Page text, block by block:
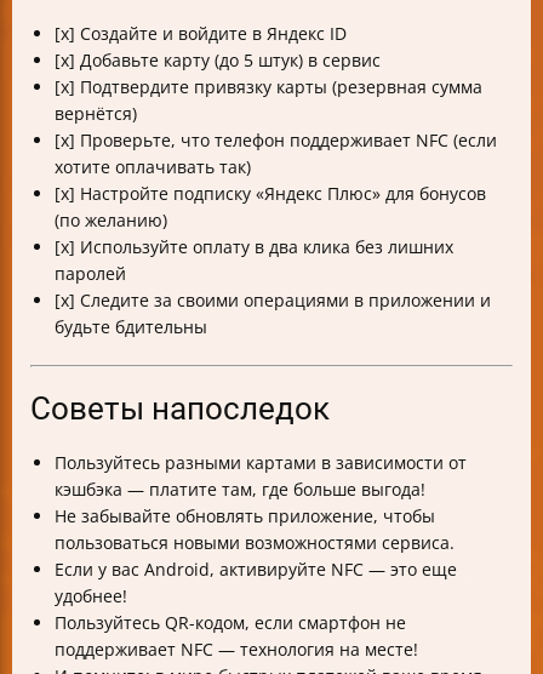
[x] Создайте и войдите в Яндекс ID
[x] Добавьте карту (до 5 штук) в сервис
[x] Подтвердите привязку карты (резервная сумма
вернётся)
[x] Проверьте, что телефон поддерживает NFC (если
хотите оплачивать так)
[x] Настройте подписку «Яндекс Плюс» для бонусов
(по желанию)
[x] Используйте оплату в два клика без лишних
паролей
[x] Следите за своими операциями в приложении и
будьте бдительны
Советы напоследок
Пользуйтесь разными картами в зависимости от
кэшбэка — платите там, где больше выгода!
Не забывайте обновлять приложение, чтобы
пользоваться новыми возможностями сервиса.
Если у вас Android, активируйте NFC — это еще
удобнее!
Пользуйтесь QR-кодом, если смартфон не
поддерживает NFC — технология на месте!